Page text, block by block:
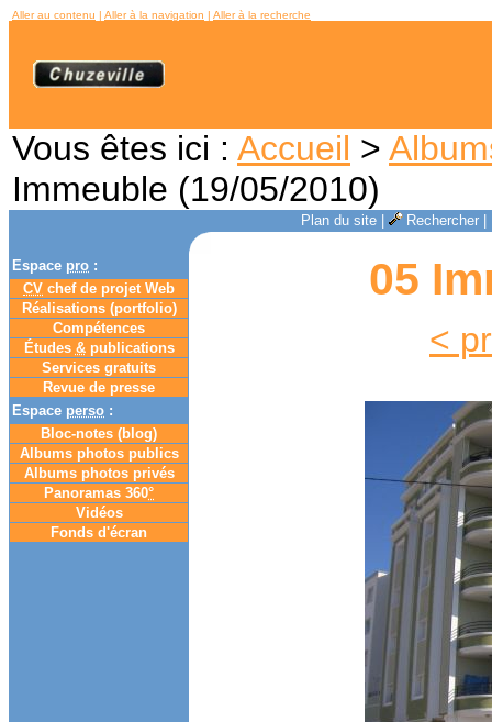
Aller au contenu | Aller à la navigation | Aller à la recherche
Vous êtes ici : Accueil >
Immeuble (19/05/2010)
Plan du site| Rechercher|
Espace pro :
CV chef de projet Web
Réalisations (portfolio)
Compétences
Études &publications
Services gratuits
Revue de presse
Espace perso :
Bloc-notes (blog)
Albums photos publics
Albums photos privés
Panoramas 360°
Vidéos
Fonds d'écran
05
<